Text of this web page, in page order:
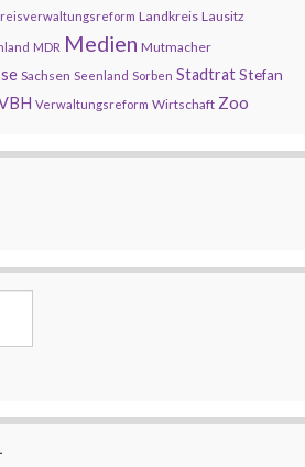
Landkreis Lausitz
MDR Medien Mutmacher
Sachsen Seenland Sorben StadtratStefan
Verwaltungsreform Wirtschaft Zoo